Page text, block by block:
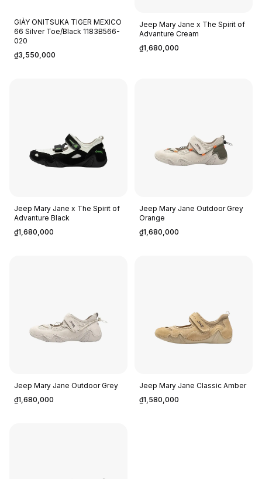
GIÀY ONITSUKA TIGER MEXICO
66 Silver Toe/Black 1183B566-
020
₫3,550,000
Jeep Mary Jane x The Spirit of
Advanture Cream
₫1,680,000
Jeep Mary Jane x The Spirit of
Advanture Black
₫1,680,000
Jeep Mary Jane Outdoor Grey
Orange
₫1,680,000
Jeep Mary Jane Outdoor Grey
₫1,680,000
Jeep Mary Jane Classic Amber
₫1,580,000